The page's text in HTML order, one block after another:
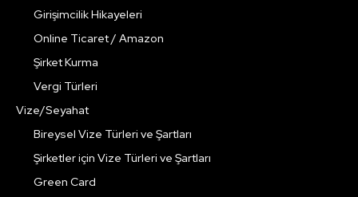
Girişimcilik Hikayeleri
Online Ticaret / Amazon
Şirket Kurma
Vergi Türleri
Vize/Seyahat
Bireysel Vize Türleri ve Şartları
Şirketler için Vize Türleri ve Şartları
Green Card